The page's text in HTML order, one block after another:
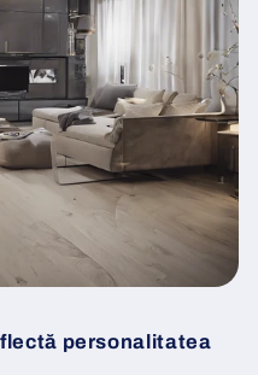
personalitatea